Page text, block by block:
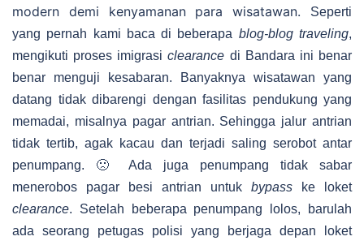
modern demi kenyamanan para wisatawan.
Seperti
yang pernah kami baca di beberapa blog-blog traveling,
mengikuti proses imigrasiclearance di Bandara ini benar
benar menguji kesabaran.
Banyaknya wisatawan yang
datang tidak dibarengi dengan fasilitas pendukung yang
memadai, misalnya pagar antrian. Sehingga jalur antrian
tidak tertib, agak kacau dan terjadi saling serobot antar
penumpang. 🙁 Ada juga penumpang tidak sabar
menerobos pagar besi antrian untuk bypass ke loket
clearance. Setelah beberapa penumpang lolos, barulah
ada seorang petugas polisi yang berjaga depan loket